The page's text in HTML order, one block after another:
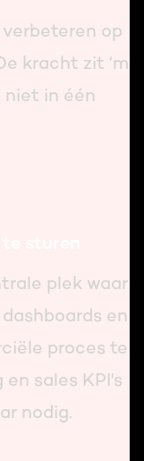
op
kracht zit ‘m
in één
plek waar
en
proces te
sales KPI's
nodig.